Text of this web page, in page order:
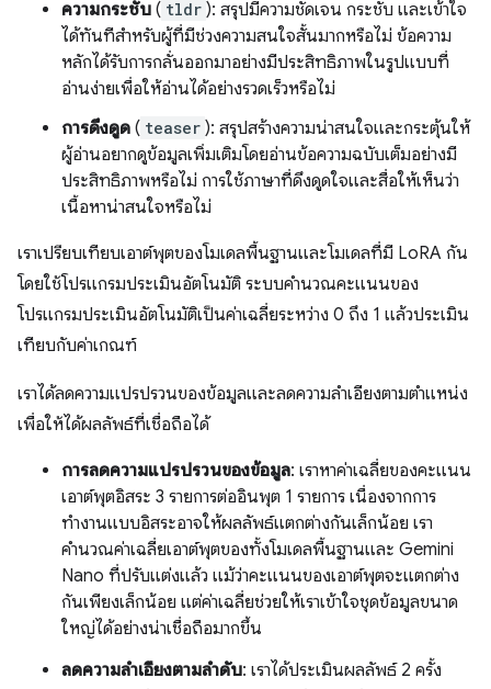
ความกระชับ ( tldr ): สรุปมีความชัดเจน กระชับ และเข้าใจ
ได้ทันทีสำหรับผู้ที่มีช่วงความสนใจสั้นมากหรือไม่ ข้อความ
หลักได้รับการกลั่นออกมาอย่างมีประสิทธิภาพในรูปแบบที่
อ่านง่ายเพื่อให้อ่านได้อย่างรวดเร็วหรือไม่
การดึงดูด ( teaser ): สรุปสร้างความน่าสนใจและกระตุ้นให้
ผู้อ่านอยากดูข้อมูลเพิ่มเติมโดยอ่านข้อความฉบับเต็มอย่างมี
ประสิทธิภาพหรือไม่ การใช้ภาษาที่ดึงดูดใจและสื่อให้เห็นว่า
เนื้อหาน่าสนใจหรือไม่
เราเปรียบเทียบเอาต์พุตของโมเดลพื้นฐานและโมเดลที่มี LoRA กัน
โดยใช้โปรแกรมประเมินอัตโนมัติ ระบบคำนวณคะแนนของ
โปรแกรมประเมินอัตโนมัติเป็นค่าเฉลี่ยระหว่าง 0 ถึง 1 แล้วประเมิน
เทียบกับค่าเกณฑ์
เราได้ลดความแปรปรวนของข้อมูลและลดความลำเอียงตามตำแหน่ง
เพื่อให้ได้ผลลัพธ์ที่เชื่อถือได้
การลดความแปรปรวนของข้อมูล: เราหาค่าเฉลี่ยของคะแนน
เอาต์พุตอิสระ 3 รายการต่ออินพุต 1 รายการ เนื่องจากการ
ทำงานแบบอิสระอาจให้ผลลัพธ์แตกต่างกันเล็กน้อย เรา
คำนวณค่าเฉลี่ยเอาต์พุตของทั้งโมเดลพื้นฐานและ Gemini
Nano ที่ปรับแต่งแล้ว แม้ว่าคะแนนของเอาต์พุตจะแตกต่าง
กันเพียงเล็กน้อย แต่ค่าเฉลี่ยช่วยให้เราเข้าใจชุดข้อมูลขนาด
ใหญ่ได้อย่างน่าเชื่อถือมากขึ้น
ลดความลำเอียงตามลําดับ: เราได้ประเมินผลลัพธ์ 2 ครั้ง